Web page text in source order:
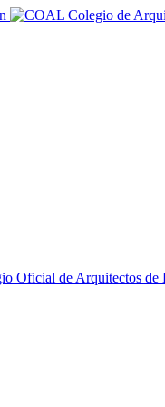
Oficial de Arquitectos de